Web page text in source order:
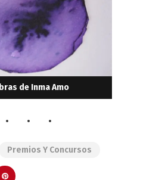
de Inma Amo
Premios Y Concursos